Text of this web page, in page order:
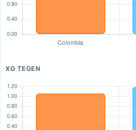
XG TEGEN